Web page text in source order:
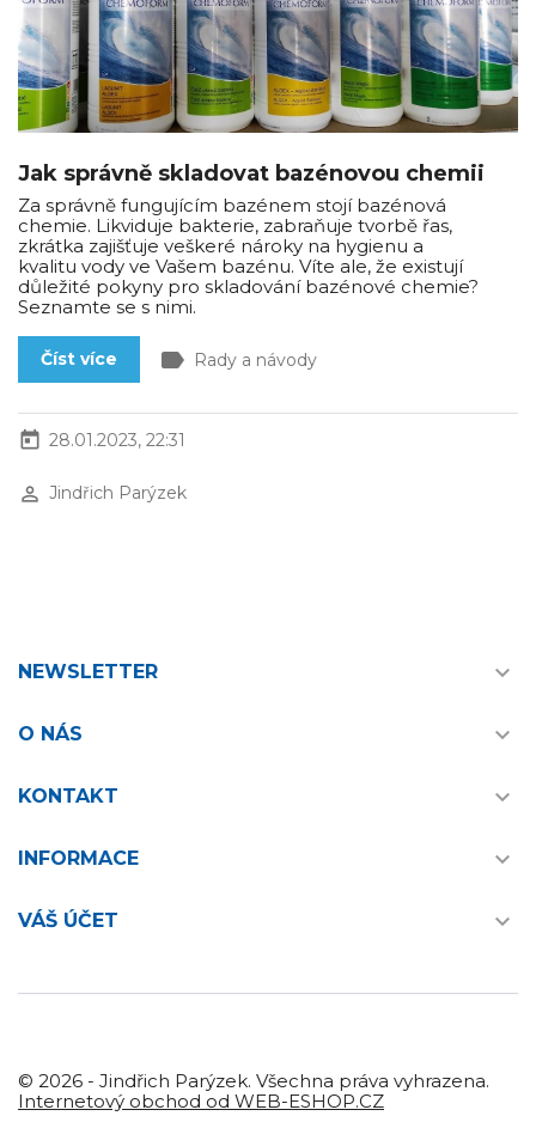
Jak správně skladovat bazénovou chemii
Za správně fungujícím bazénem stojí bazénová
chemie. Likviduje bakterie, zabraňuje tvorbě řas,
zkrátka zajišťuje veškeré nároky na hygienu a
kvalitu vody ve Vašem bazénu. Víte ale, že existují
důležité pokyny pro skladování bazénové chemie?
Seznamte se s nimi.
Číst více label Rady a návody
today 28.01.2023, 22:31
perm_identity Jindřich Parýzek
NEWSLETTER 
O NÁS 
KONTAKT 
INFORMACE 
VÁŠ ÚČET 
© 2026 - Jindřich Parýzek. Všechna práva vyhrazena.
Internetový obchod od WEB-ESHOP.CZ